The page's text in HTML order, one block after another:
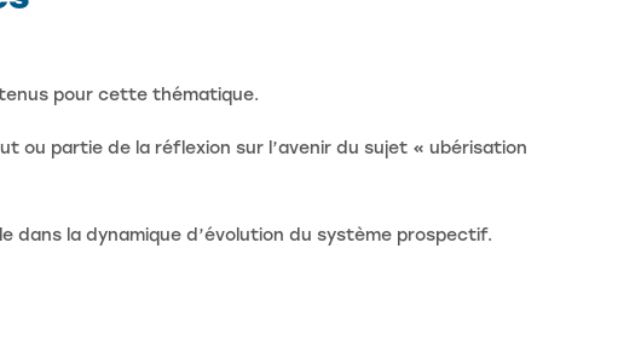
pour cette thématique.
ou partie de la réflexion sur l’avenir du sujet « ubérisation
dans la dynamique d’évolution du système prospectif.